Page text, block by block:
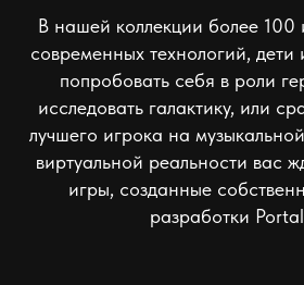
В нашей коллекции более
современных технологий, дети
попробовать себя в роли
исследовать галактику, или
лучшего игрока на
виртуальной реальности вас
игры, созданные
разработки